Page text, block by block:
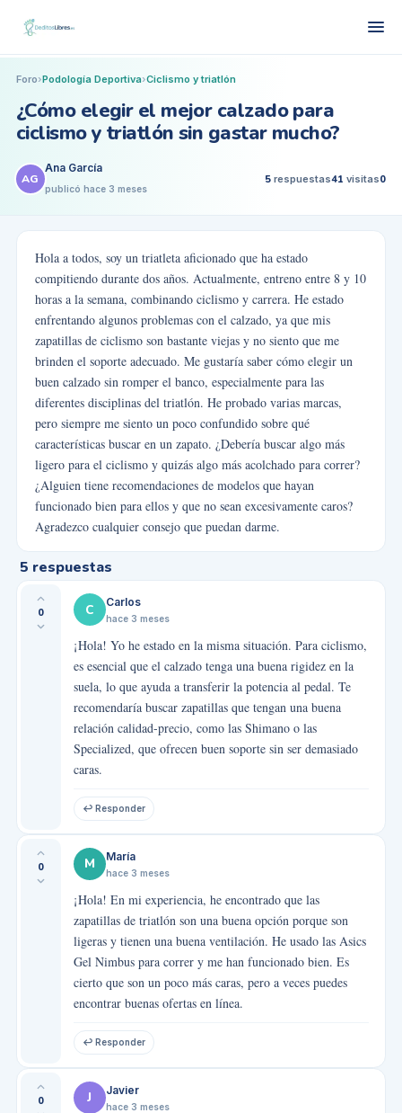
Foro›Podología Deportiva›Ciclismo y triatlón
¿Cómo elegir el mejor calzado para
ciclismo y triatlón sin gastar mucho?
AG
Ana García
publicó hace 3 meses
5 respuestas41 visitas0
Hola a todos, soy un triatleta aficionado que ha estado
compitiendo durante dos años. Actualmente, entreno entre 8 y 10
horas a la semana, combinando ciclismo y carrera. He estado
enfrentando algunos problemas con el calzado, ya que mis
zapatillas de ciclismo son bastante viejas y no siento que me
brinden el soporte adecuado. Me gustaría saber cómo elegir un
buen calzado sin romper el banco, especialmente para las
diferentes disciplinas del triatlón. He probado varias marcas,
pero siempre me siento un poco confundido sobre qué
características buscar en un zapato. ¿Debería buscar algo más
ligero para el ciclismo y quizás algo más acolchado para correr?
¿Alguien tiene recomendaciones de modelos que hayan
funcionado bien para ellos y que no sean excesivamente caros?
Agradezco cualquier consejo que puedan darme.
5 respuestas
0 C Carlos
hace 3 meses
¡Hola! Yo he estado en la misma situación. Para ciclismo,
es esencial que el calzado tenga una buena rigidez en la
suela, lo que ayuda a transferir la potencia al pedal. Te
recomendaría buscar zapatillas que tengan una buena
relación calidad-precio, como las Shimano o las
Specialized, que ofrecen buen soporte sin ser demasiado
caras.
↩ Responder
0 M María
hace 3 meses
¡Hola! En mi experiencia, he encontrado que las
zapatillas de triatlón son una buena opción porque son
ligeras y tienen una buena ventilación. He usado las Asics
Gel Nimbus para correr y me han funcionado bien. Es
cierto que son un poco más caras, pero a veces puedes
encontrar buenas ofertas en línea.
↩ Responder
0 J Javier
hace 3 meses